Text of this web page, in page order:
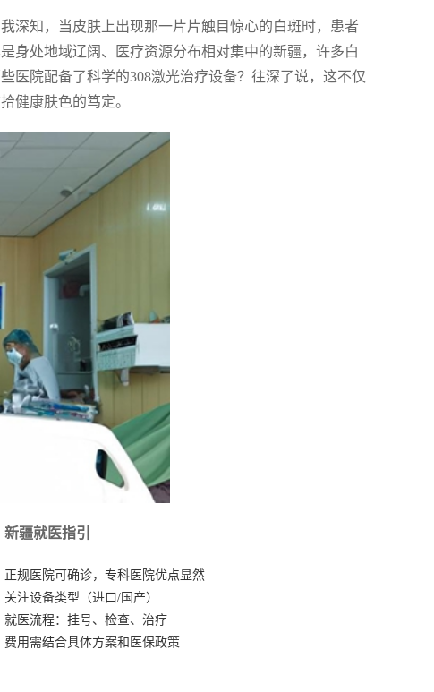
深知，当皮肤上出现那一片片触目惊心的白斑时，患者
身处地域辽阔、医疗资源分布相对集中的新疆，许多白
医院配备了科学的308激光治疗设备？往深了说，这不仅
健康肤色的笃定。
新疆就医指引
正规医院可确诊，专科医院优点显然
关注设备类型（进口/国产）
就医流程：挂号、检查、治疗
费用需结合具体方案和医保政策